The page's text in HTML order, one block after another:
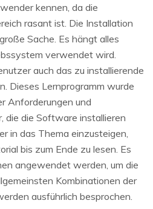
kennen, da die
rasant ist. Die Installation
Sache. Es hängt alles
verwendet wird.
auch das zu installierende
Dieses Lernprogramm wurde
Anforderungen und
die die Software installieren
in das Thema einzusteigen,
bis zum Ende zu lesen. Es
angewendet werden, um die
Kombinationen der
ausführlich besprochen.